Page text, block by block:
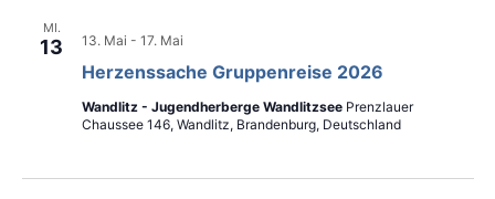
MI.
13
Herzenssache Gruppenreise 2026
13. Mai - 17. Mai
Wandlitz - Jugendherberge Wandlitzsee Prenzlauer
Chaussee 146, Wandlitz, Brandenburg, Deutschland